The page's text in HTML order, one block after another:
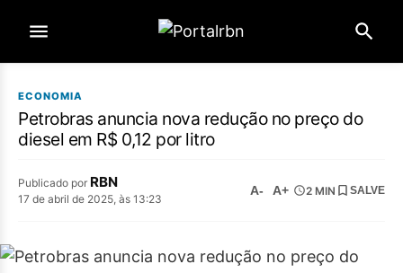
ECONOMIA
Petrobras anuncia nova redução no preço do
diesel em R$ 0,12 por litro
Publicado por RBN
17 de abril de 2025, às 13:23
A- A+ 2 MIN SALVE